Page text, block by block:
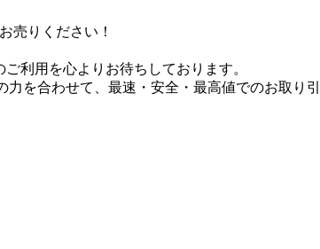
売りください！
利用を心よりお待ちしております。
を合わせて、最速・安全・最高値でのお取り